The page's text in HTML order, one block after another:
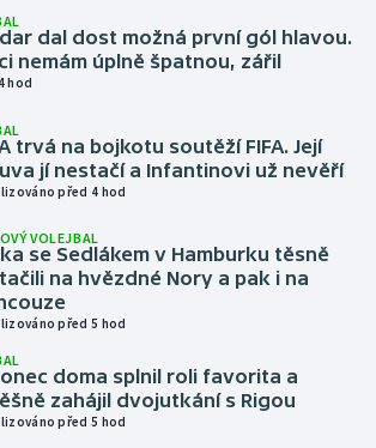
dal dost možná první gól hlavou.
nemám úplně špatnou, zářil
hod
trvá na bojkotu soutěží FIFA. Její
jí nestačí a Infantinovi už nevěří
před 4 hod
VOLEJBAL
se Sedlákem v Hamburku těsně
na hvězdné Nory a pak i na
před 5 hod
doma splnil roli favorita a
zahájil dvojutkání s Rigou
před 5 hod